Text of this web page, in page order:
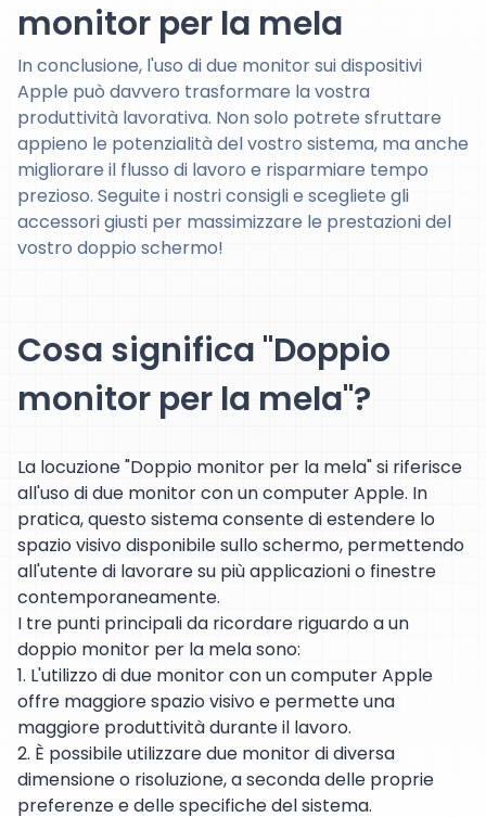
monitor per la mela
In conclusione, l'uso di due monitor sui dispositivi
Apple può davvero trasformare la vostra
produttività lavorativa. Non solo potrete sfruttare
appieno le potenzialità del vostro sistema, ma anche
migliorare il flusso di lavoro e risparmiare tempo
prezioso. Seguite i nostri consigli e scegliete gli
accessori giusti per massimizzare le prestazioni del
vostro doppio schermo!
Cosa significa "Doppio
monitor per la mela"?
La locuzione "Doppio monitor per la mela" si riferisce
all'uso di due monitor con un computer Apple. In
pratica, questo sistema consente di estendere lo
spazio visivo disponibile sullo schermo, permettendo
all'utente di lavorare su più applicazioni o finestre
contemporaneamente.
I tre punti principali da ricordare riguardo a un
doppio monitor per la mela sono:
1. L'utilizzo di due monitor con un computer Apple
offre maggiore spazio visivo e permette una
maggiore produttività durante il lavoro.
2. È possibile utilizzare due monitor di diversa
dimensione o risoluzione, a seconda delle proprie
preferenze e delle specifiche del sistema.